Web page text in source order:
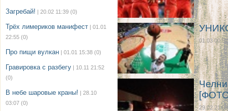
Загребай! | 20.02 11:39 (0)
Трёх лимериков манифест | 01.01
22:55 (0)
Про пищи вулкан | 01.01 15:38 (0)
Гравировка с разбегу | 10.11 21:52
(0)
В небе шаровые краны! | 28.10
03:07 (0)
01.03 00:52
29.02 21:09